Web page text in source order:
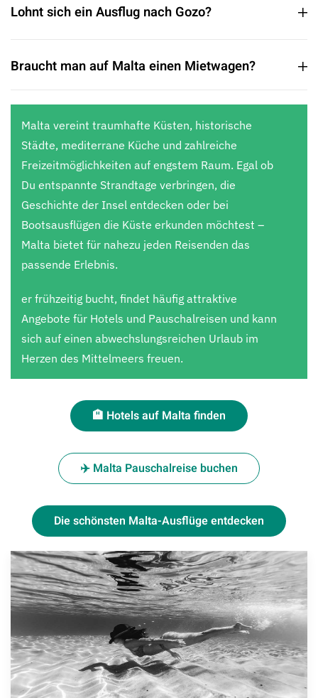
Lohnt sich ein Ausflug nach Gozo?
Braucht man auf Malta einen Mietwagen?
Malta vereint traumhafte Küsten, historische
Städte, mediterrane Küche und zahlreiche
Freizeitmöglichkeiten auf engstem Raum. Egal ob
Du entspannte Strandtage verbringen, die
Geschichte der Insel entdecken oder bei
Bootsausflügen die Küste erkunden möchtest –
Malta bietet für nahezu jeden Reisenden das
passende Erlebnis.
er frühzeitig bucht, findet häufig attraktive
Angebote für Hotels und Pauschalreisen und kann
sich auf einen abwechslungsreichen Urlaub im
Herzen des Mittelmeers freuen.
🏨 Hotels auf Malta finden
✈️ Malta Pauschalreise buchen
Die schönsten Malta-Ausflüge entdecken